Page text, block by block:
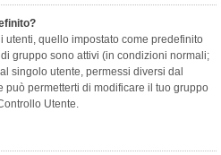
utenti, quello impostato come predefinito
gruppo sono attivi (in condizioni normali;
singolo utente, permessi diversi dal
può permetterti di modificare il tuo gruppo
Utente.